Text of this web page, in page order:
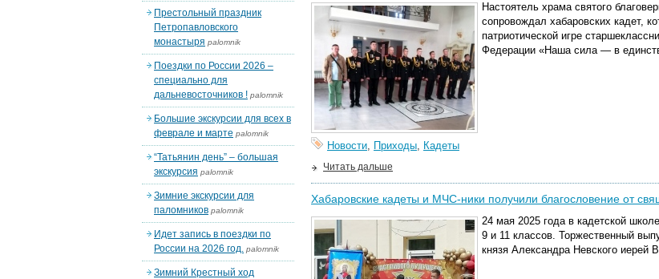
Настоятель храма святого
сопровождал хабаровских кадет,
патриотической игре
Федерации «Наша сила — в
Новости, Приходы, Кадеты
Читать дальше
Хабаровские кадеты и МЧС-ники получили благословение от
24 мая 2025 года в кадетской
9 и 11 классов. Торжественный
князя Александра Невского иерей
Престольный праздник
Петропавловского
монастыря palomnik
Поездки по России 2026 –
специально для
дальневосточников ! palomnik
Большие экскурсии для всех в
феврале и марте palomnik
“Татьянин день” – большая
экскурсия palomnik
Зимние экскурсии для
паломников palomnik
Идет запись в поездки по
России на 2026 год. palomnik
Зимний Крестный ход